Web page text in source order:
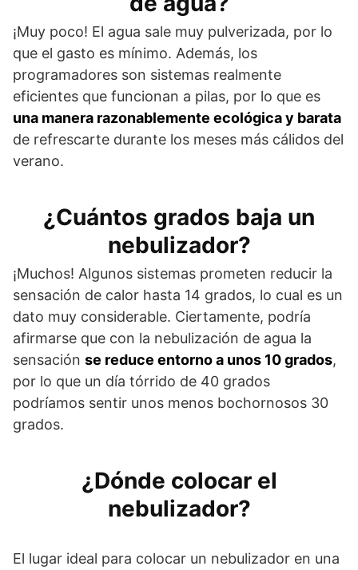
¡Muy poco! El agua sale muy pulverizada, por lo
que el gasto es mínimo. Además, los
programadores son sistemas realmente
eficientes que funcionan a pilas, por lo que es
una manera razonablemente ecológica y barata
de refrescarte durante los meses más cálidos del
verano.
¿Cuántos grados baja un
nebulizador?
¡Muchos! Algunos sistemas prometen reducir la
sensación de calor hasta 14 grados, lo cual es un
dato muy considerable. Ciertamente, podría
afirmarse que con la nebulización de agua la
sensación se reduce entorno a unos 10 grados,
por lo que un día tórrido de 40 grados
podríamos sentir unos menos bochornosos 30
grados.
¿Dónde colocar el
nebulizador?
El lugar ideal para colocar un nebulizador en una